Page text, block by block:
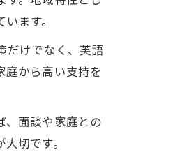
ます。
だけでなく、英語
から高い支持を
、面談や家庭との
切です。